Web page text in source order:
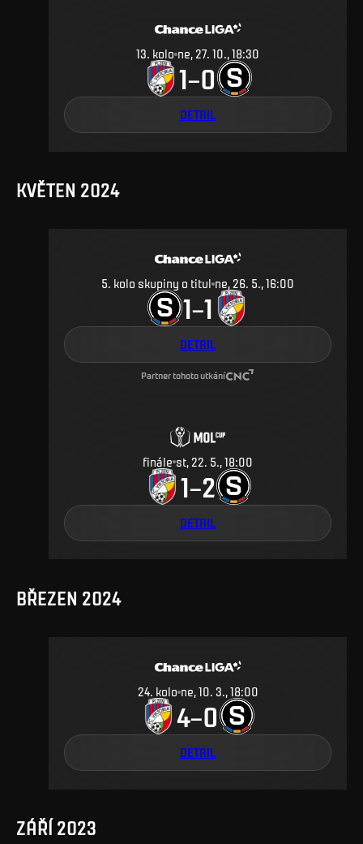
13. kolo ne, 27. 10., 18:30
1–0
DETAIL
KVĚTEN 2024
5. kolo skupiny o titul ne, 26. 5., 16:00
1–1
DETAIL
Partner tohoto utkání
finále st, 22. 5., 18:00
1–2
DETAIL
BŘEZEN 2024
24. kolo ne, 10. 3., 18:00
4–0
DETAIL
ZÁŘÍ 2023